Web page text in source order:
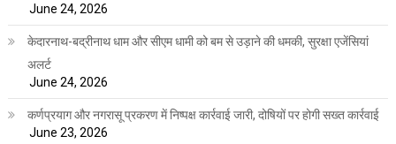
June 24, 2026
केदारनाथ-बद्रीनाथ धाम और सीएम धामी को बम से उड़ाने की धमकी, सुरक्षा एजेंसियां
अलर्ट
June 24, 2026
कर्णप्रयाग और नगरासू प्रकरण में निष्पक्ष कार्रवाई जारी, दोषियों पर होगी सख्त कार्रवाई
June 23, 2026